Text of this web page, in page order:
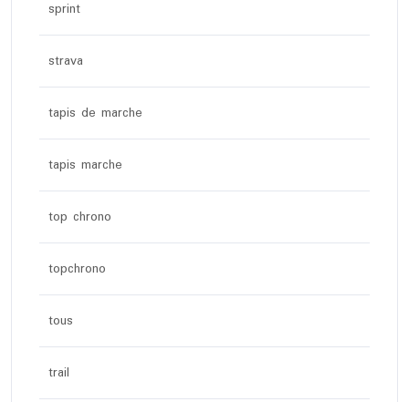
sprint
strava
tapis de marche
tapis marche
top chrono
topchrono
tous
trail